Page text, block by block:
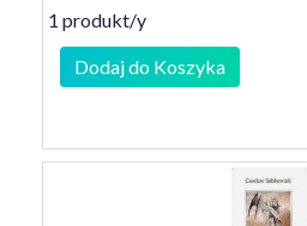
1 produkt/y
Dodaj do Koszyka